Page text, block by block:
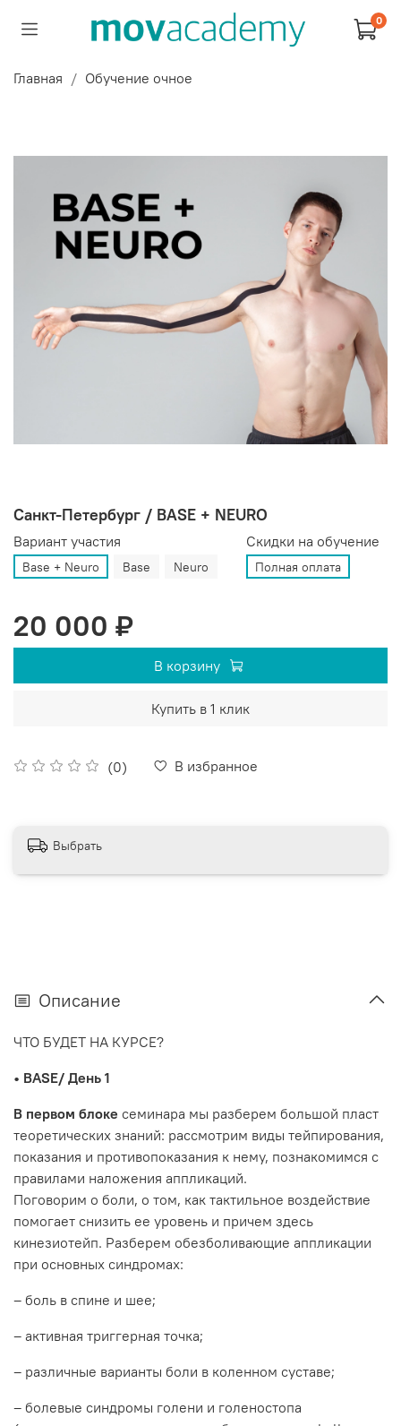
0
Главная Обучение очное
Санкт-Петербург / BASE + NEURO
(0) В избранное
Вариант участия
Base + Neuro Base Neuro
Скидки на обучение
Полная оплата
20 000 ₽
В корзину
Купить в 1 клик
Выбрать
Описание
ЧТО БУДЕТ НА КУРСЕ?
• BASE/ День 1
В первом блоке семинара мы разберем большой пласт
теоретических знаний: рассмотрим виды тейпирования,
показания и противопоказания к нему, познакомимся с
правилами наложения аппликаций.
Поговорим о боли, о том, как тактильное воздействие
помогает снизить ее уровень и причем здесь
кинезиотейп. Разберем обезболивающие аппликации
при основных синдромах:
– боль в спине и шее;
– активная триггерная точка;
– различные варианты боли в коленном суставе;
– болевые синдромы голени и голеностопа